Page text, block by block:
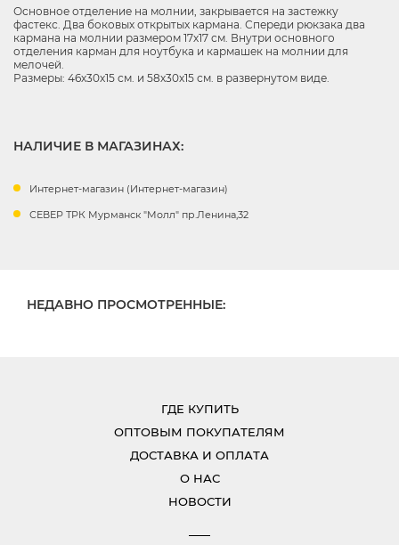
Основное отделение на молнии, закрывается на застежку
фастекс. Два боковых открытых кармана. Спереди рюкзака два
кармана на молнии размером 17х17 см. Внутри основного
отделения карман для ноутбука и кармашек на молнии для
мелочей.
Размеры: 46х30х15 см. и 58х30х15 см. в развернутом виде.
НАЛИЧИЕ В МАГАЗИНАХ:
Интернет-магазин (Интернет-магазин)
СЕВЕР ТРК Мурманск "Молл" пр.Ленина,32
НЕДАВНО ПРОСМОТРЕННЫЕ:
ГДЕ КУПИТЬ
ОПТОВЫМ ПОКУПАТЕЛЯМ
ДОСТАВКА И ОПЛАТА
О НАС
НОВОСТИ